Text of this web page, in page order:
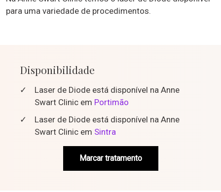
para uma variedade de procedimentos.
Disponibilidade
✓
Laser de Diode está disponível na Anne
Swart Clinic em Portimão
✓
Laser de Diode está disponível na Anne
Swart Clinic em Sintra
Marcar tratamento